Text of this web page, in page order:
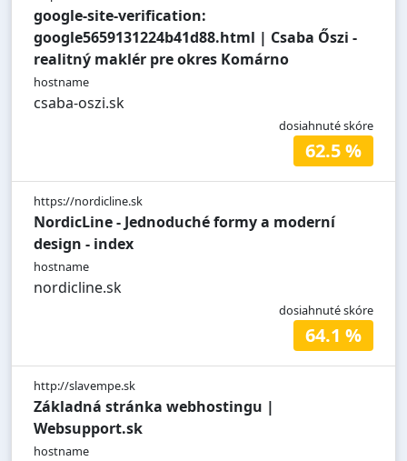
google-site-verification:
google5659131224b41d88.html | Csaba Őszi -
realitný maklér pre okres Komárno
hostname
csaba-oszi.sk
dosiahnuté skóre
62.5 %
https://nordicline.sk
NordicLine - Jednoduché formy a moderní
design - index
hostname
nordicline.sk
dosiahnuté skóre
64.1 %
http://slavempe.sk
Základná stránka webhostingu |
Websupport.sk
hostname